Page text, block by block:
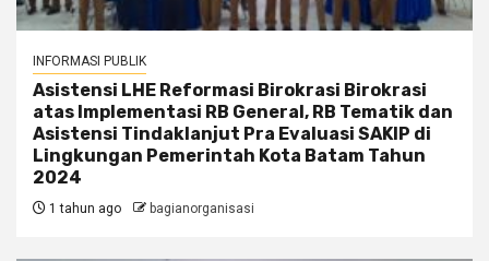
INFORMASI PUBLIK
Asistensi LHE Reformasi Birokrasi Birokrasi
atas Implementasi RB General, RB Tematik dan
Asistensi Tindaklanjut Pra Evaluasi SAKIP di
Lingkungan Pemerintah Kota Batam Tahun
2024
1 tahun ago bagianorganisasi